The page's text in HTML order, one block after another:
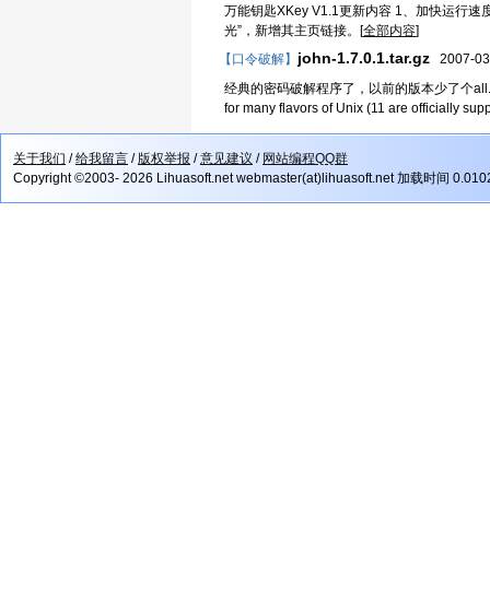
万能钥匙XKey V1.1更新内容 1、加快运行速
光”，新增其主页链接。[全部内容]
【口令破解】 john-1.7.0.1.tar.gz 2007-
经典的密码破解程序了，以前的版本少了个
for many flavors of Unix (11 are officially
关于我们 /给我留言 /版权举报 /意见建议 / 网站编程QQ群
Copyright ©2003- 2026 Lihuasoft.net webmaster(at)lihuasoft.net 加载时间